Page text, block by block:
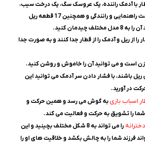
با آدمک راننده، یک عروسک سگ، یک درخت سیب،
یک چراغ راهنمایی، دو علامت راهنمایی و رانندگی و همچنین 17 قطعه ریل
چیدمان کنید.
را از ریل و آدمک را از قطار جدا کنند و به صورت جدا
است و می‌ توانید آن را خاموش و روشن کنید.
باشند، با فشار دادن سر آدمک می ‌توانید این
در آورید.
اسباب بازیبه گوش می ‌رسد و همین حرکت و
را تشویق به حرکت و فعالیت می کند.
را می ‌تواند به 8 شکل مختلف بچینید و این
فرزند شما را به چالش بکشد و خلاقیت های او را